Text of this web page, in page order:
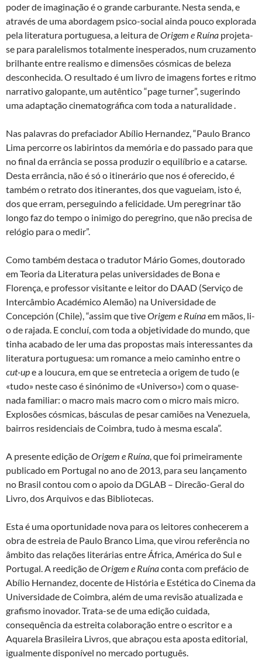
poder de imaginação é o grande carburante. Nesta senda, e
através de uma abordagem psico-social ainda pouco explorada
pela literatura portuguesa, a leitura deOrigem e Ruína projeta-
se para paralelismos totalmente inesperados, num cruzamento
brilhante entre realismo e dimensões cósmicas de beleza
desconhecida. O resultado é um livro de imagens fortes e ritmo
narrativo galopante, um autêntico “page turner”, sugerindo
uma adaptação cinematográfica com toda a naturalidade .
Nas palavras do prefaciador Abílio Hernandez, “Paulo Branco
Lima percorre os labirintos da memória e do passado para que
no final da errância se possa produzir o equilíbrio e a catarse.
Desta errância, não é só o itinerário que nos é oferecido, é
também o retrato dos itinerantes, dos que vagueiam, isto é,
dos que erram, perseguindo a felicidade. Um peregrinar tão
longo faz do tempo o inimigo do peregrino, que não precisa de
relógio para o medir”.
Como também destaca o tradutor Mário Gomes, doutorado
em Teoria da Literatura pelas universidades de Bona e
Florença, e professor visitante e leitor do DAAD (Serviço de
Intercâmbio Académico Alemão) na Universidade de
Concepción (Chile), “assim que tiveOrigem e Ruínaem mãos, li-
o de rajada. E concluí, com toda a objetividade do mundo, que
tinha acabado de ler uma das propostas mais interessantes da
literatura portuguesa: um romance a meio caminho entre o
cut-upe a loucura, em que se entretecia a origem de tudo (e
«tudo» neste caso é sinónimo de «Universo») com o quase-
nada familiar: o macro mais macro com o micro mais micro.
Explosões cósmicas, básculas de pesar camiões na Venezuela,
bairros residenciais de Coimbra, tudo à mesma escala”.
A presente edição deOrigem e Ruína, que foi primeiramente
publicado em Portugal no ano de 2013, para seu lançamento
no Brasil contou com o apoio da DGLAB – Direcão-Geral do
Livro, dos Arquivos e das Bibliotecas.
Esta é uma oportunidade nova para os leitores conhecerem a
obra de estreia de Paulo Branco Lima, que virou referência no
âmbito das relações literárias entre África, América do Sul e
Portugal. A reedição deOrigem e Ruínaconta com prefácio de
Abílio Hernandez, docente de História e Estética do Cinema da
Universidade de Coimbra, além de uma revisão atualizada e
grafismo inovador. Trata-se de uma edição cuidada,
consequência da estreita colaboração entre o escritor e a
Aquarela Brasileira Livros, que abraçou esta aposta editorial,
igualmente disponível no mercado português.